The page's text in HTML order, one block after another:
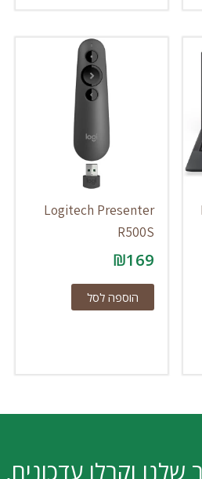
Logitech
הוספה לסל
וקבלו עדכונים,